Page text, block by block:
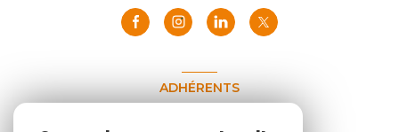
ADHÉRENTS
Nous adhérons